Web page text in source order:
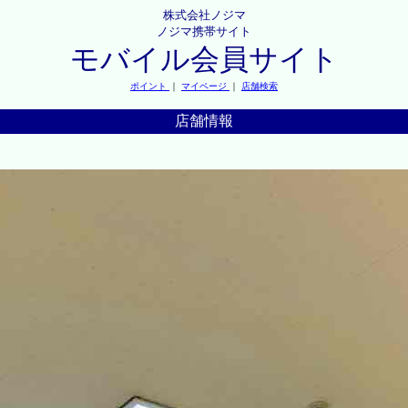
株式会社ノジマ
ノジマ携帯サイト
モバイル会員サイト
ポイント ｜ マイページ ｜ 店舗検索
店舗情報